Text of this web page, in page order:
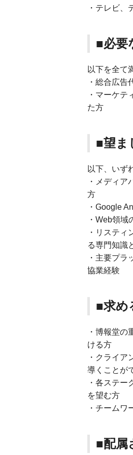
・テレビ
■必要
以下を全て
・総合広
・マーケ
た方
■望ま
以下、いず
・メディ
方
・Google
・Web領
・リステ
る専門知識
・主要プ
協業経験
■求め
・博報堂
ける方
・クライ
導くことが
・各ステ
を望む方
・チームワ
■配属